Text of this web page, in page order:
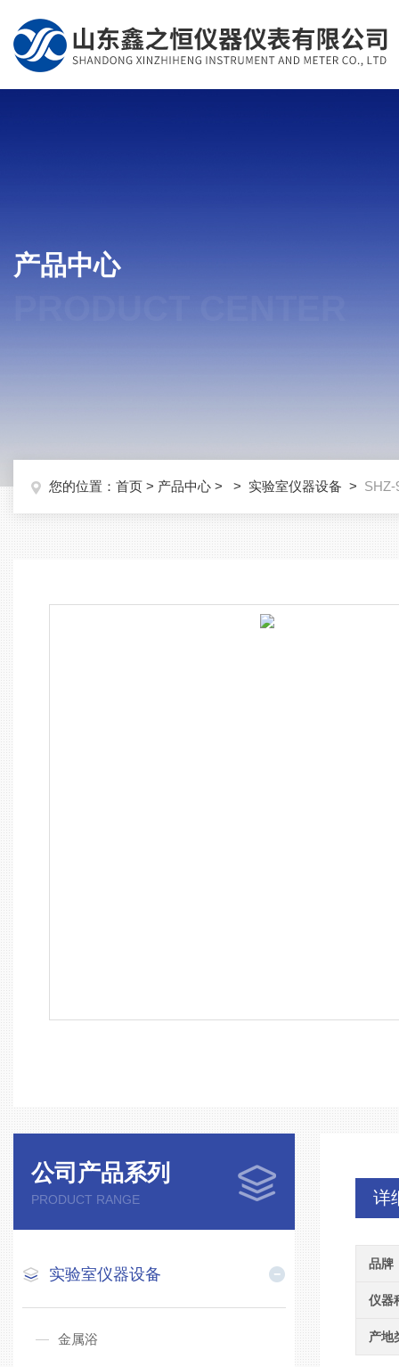
产品中心
您的位置： 首页 > 产品中心 > > 实验室仪器设备 >
公司产品系列
PRODUCT RANGE
实验室仪器设备
金属浴
详
品牌
仪器
产地